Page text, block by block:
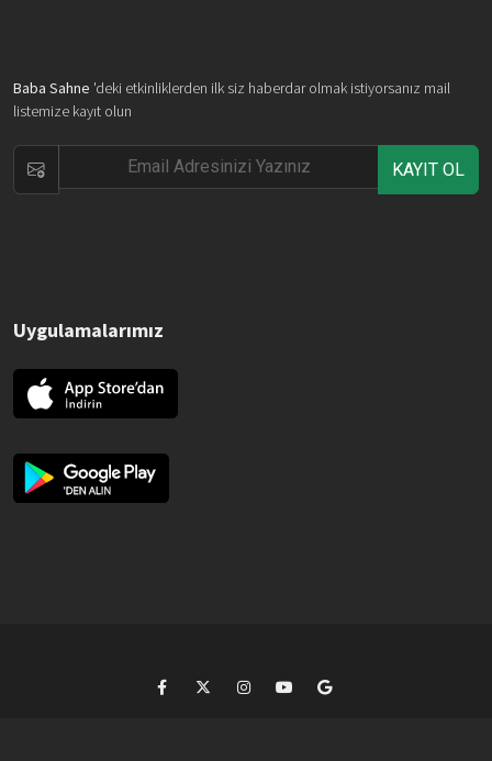
Baba Sahne 'deki etkinliklerden ilk siz haberdar olmak istiyorsanız mail
listemize kayıt olun
KAYIT OL
Uygulamalarımız